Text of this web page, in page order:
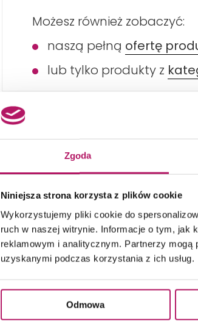
Zgoda
Niniejsza strona korzysta z plików cookie
Wykorzystujemy pliki cookie do
ruch w naszej witrynie. Informacje o tym, jak
reklamowym i analitycznym. Partnerzy mogą
uzyskanymi podczas korzystania z ich usług.
Odmowa
Możesz również zobaczyć:
naszą pełną ofertę
lub tylko produkty z
DANE